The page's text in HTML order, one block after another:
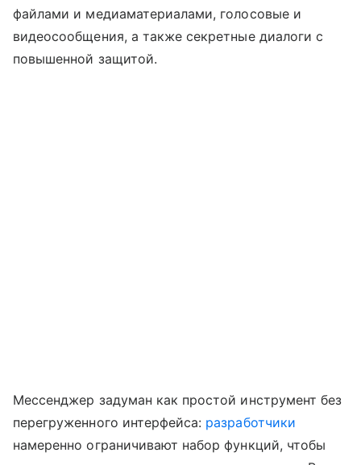
файлами и медиаматериалами, голосовые и
видеосообщения, а также секретные диалоги с
повышенной защитой.
Мессенджер задуман как простой инструмент без
перегруженного интерфейса: разработчики
намеренно ограничивают набор функций, чтобы